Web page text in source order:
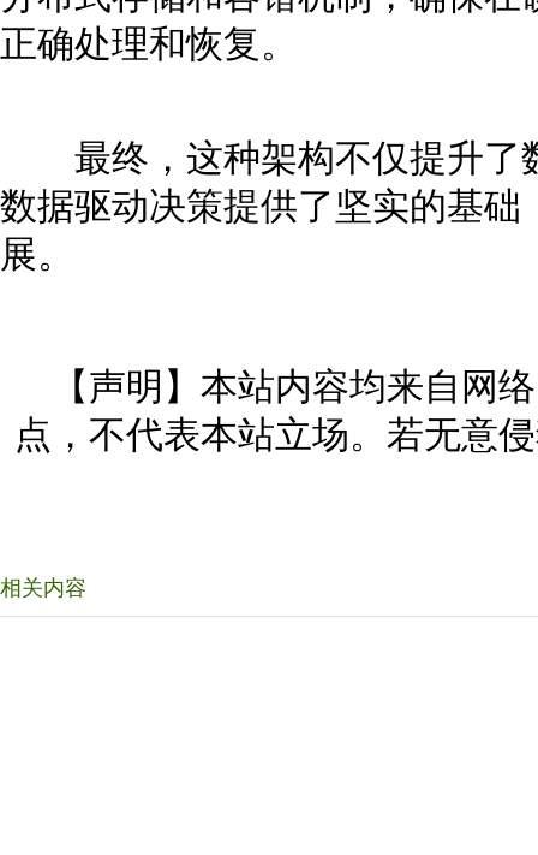
正确处理和恢复。
最终，这种架构不仅提升了
数据驱动决策提供了坚实的基
展。
【声明】本站内容均来自网
点，不代表本站立场。若无意
相关内容